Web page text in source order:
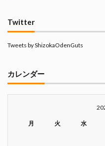
Twitter
Tweets by ShizokaOdenGuts
カレンダー
月 火 水